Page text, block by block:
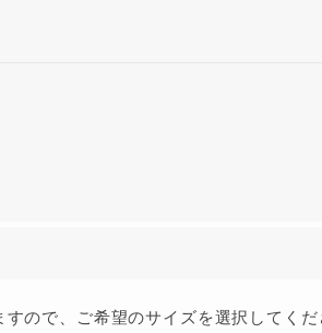
すので、ご希望のサイズを選択してくだ